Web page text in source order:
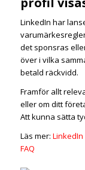
LinkedIn har
det sponsras
över i vilka
betald räckvidd.
Framför allt
eller om ditt
Att kunna sätta
Läs mer:
FAQ